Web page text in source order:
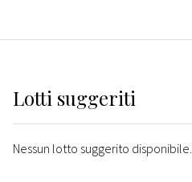
Lotti suggeriti
Nessun lotto suggerito disponibile.